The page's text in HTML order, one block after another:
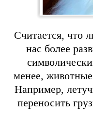
Считается, что
нас более
менее,
Например,
переносить